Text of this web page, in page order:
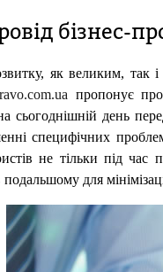
бізнес-
як великим,
пропонує
сьогоднішній день
специфічних
не тільки під час
для